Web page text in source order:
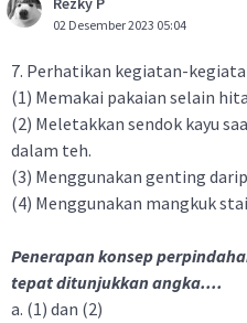
02 Desember 2023 05:04
7. Perhatikan kegiatan-
(1) Memakai pakaian selain
(2) Meletakkan sendok kayu
dalam teh.
(3) Menggunakan genting
(4) Menggunakan mangkuk
Penerapan konsep
tepat ditunjukkan angka....
a. (1) dan (2)